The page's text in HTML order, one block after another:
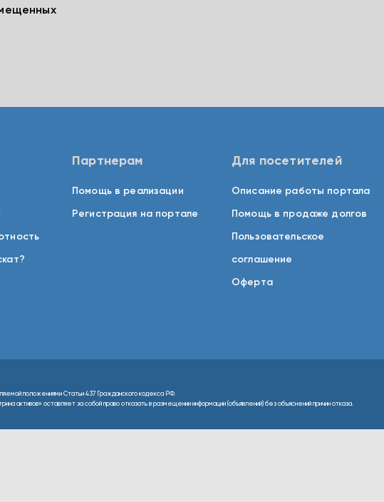
Партнерам
Помощь в реализации
Регистрация на портале
Для посетителей
Описание работы портала
Помощь в продаже долгов
Пользовательское
соглашение
Оферта
положениями Статьи 437 Гражданского кодекса РФ.
активов» оставляет за собой право отказать в размещении информации (объявлений) без объяснений причин отказа.